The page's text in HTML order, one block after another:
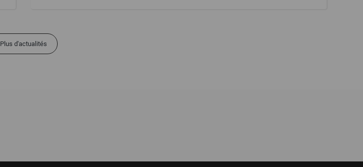
Plus d'actualités